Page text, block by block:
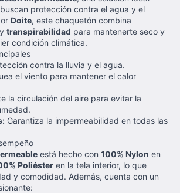
protección contra el agua y el
Doite, este chaquetón combina
y transpirabilidad para mantenerte seco y
condición climática.
contra la lluvia y el agua.
el viento para mantener el calor
la circulación del aire para evitar la
Garantiza la impermeabilidad en todas las
está hecho con 100% Nylon en
Poliéster en la tela interior, lo que
y comodidad. Además, cuenta con un